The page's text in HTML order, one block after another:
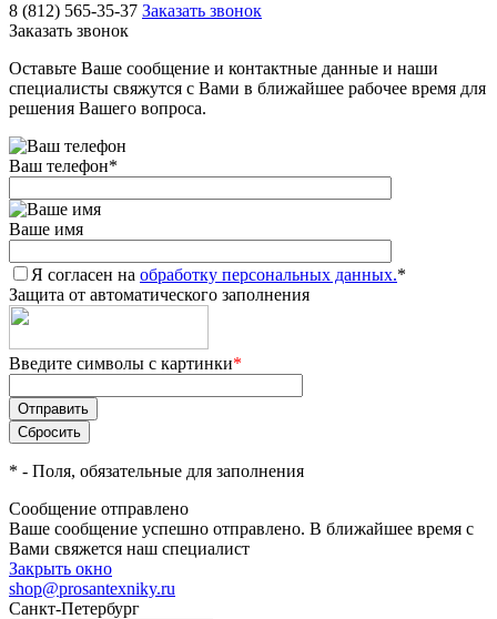
8 (812) 565-35-37 Заказать звонок
Заказать звонок
Оставьте Ваше сообщение и контактные данные и наши
специалисты свяжутся с Вами в ближайшее рабочее время для
решения Вашего вопроса.
Ваш телефон*
Ваше имя
Я согласен на обработку персональных данных.*
Защита от автоматического заполнения
Введите символы с картинки*
* - Поля, обязательные для заполнения
Сообщение отправлено
Ваше сообщение успешно отправлено. В ближайшее время с
Вами свяжется наш специалист
Закрыть окно
shop@prosantexniky.ru
Санкт-Петербург